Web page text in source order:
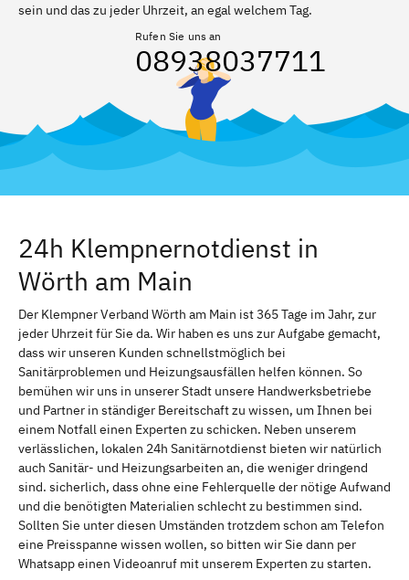
sein und das zu jeder Uhrzeit, an egal welchem Tag.
Rufen Sie uns an
08938037711
24h Klempnernotdienst in
Wörth am Main
Der Klempner Verband Wörth am Main ist 365 Tage im Jahr, zur
jeder Uhrzeit für Sie da. Wir haben es uns zur Aufgabe gemacht,
dass wir unseren Kunden schnellstmöglich bei
Sanitärproblemen und Heizungsausfällen helfen können. So
bemühen wir uns in unserer Stadt unsere Handwerksbetriebe
und Partner in ständiger Bereitschaft zu wissen, um Ihnen bei
einem Notfall einen Experten zu schicken. Neben unserem
verlässlichen, lokalen 24h Sanitärnotdienst bieten wir natürlich
auch Sanitär- und Heizungsarbeiten an, die weniger dringend
sind. sicherlich, dass ohne eine Fehlerquelle der nötige Aufwand
und die benötigten Materialien schlecht zu bestimmen sind.
Sollten Sie unter diesen Umständen trotzdem schon am Telefon
eine Preisspanne wissen wollen, so bitten wir Sie dann per
Whatsapp einen Videoanruf mit unserem Experten zu starten.